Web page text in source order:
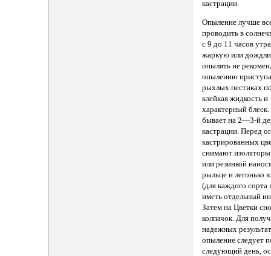
кастрации.
Опыление лучше
проводить в
с 9 до 11 часов
жаркую или
опылять не
опылению
рыхлых пестиках
клейкая жидкость и
характерный
бывает на 2—3-й
кастрации. Перед
кастрированных
снимают
или резинкой
рыльце и легонько
(для каждого
иметь отдельный
Затем на Цветки
колпачок. Для
надежных
опыление следует
следующий день,